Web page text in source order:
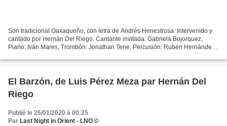
Son tradicional Oaxaqueño, con letra de Andrés Henestrosa. Intervenido y
cantado por Hernán Del Riego. Cantante invitada: Gabriela Bojorquez,
Piano: Iván Mares, Trombón: Jonathan Tene, Percusión: Rubén Hernández,
El Barzón, de Luis Pérez Meza par Hernán Del
Riego
Publié le 25/01/2020 à 00:25
Par Last Night in Orient - LNO ©